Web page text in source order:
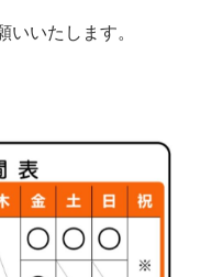
いいたします。